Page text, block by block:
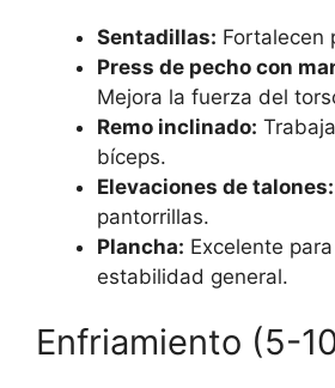
Sentadillas: Fortalecen
Press de pecho con
Mejora la fuerza del
Remo inclinado:
bíceps.
Elevaciones de talones:
pantorrillas.
Plancha: Excelente
estabilidad general.
Enfriamiento (5-